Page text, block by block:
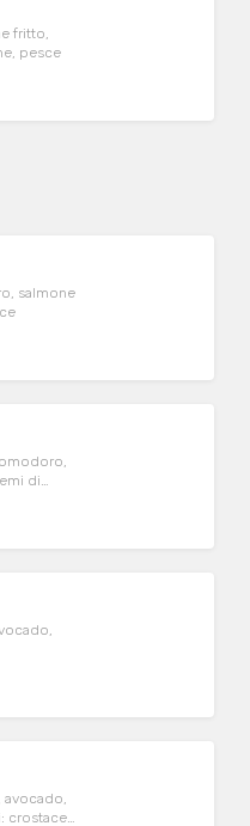
fritto,
glutine, pesce
salmone
di
avocado,
crostacei,